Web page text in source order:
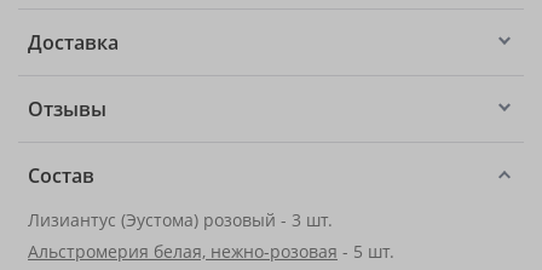
Доставка
Отзывы
Состав
Лизиантус (Эустома) розовый - 3 шт.
Альстромерия белая, нежно-розовая - 5 шт.